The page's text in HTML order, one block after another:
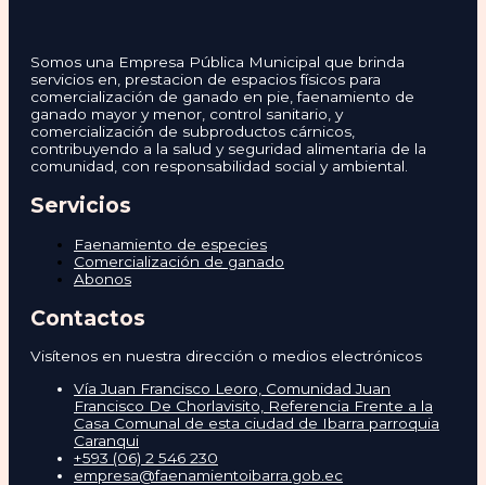
Somos una Empresa Pública Municipal que brinda
servicios en, prestacion de espacios físicos para
comercialización de ganado en pie, faenamiento de
ganado mayor y menor, control sanitario, y
comercialización de subproductos cárnicos,
contribuyendo a la salud y seguridad alimentaria de la
comunidad, con responsabilidad social y ambiental.
Servicios
Faenamiento de especies
Comercialización de ganado
Abonos
Contactos
Visítenos en nuestra dirección o medios electrónicos
Vía Juan Francisco Leoro, Comunidad Juan
Francisco De Chorlavisito, Referencia Frente a la
Casa Comunal de esta ciudad de Ibarra parroquia
Caranqui
+593 (06) 2 546 230
empresa@faenamientoibarra.gob.ec